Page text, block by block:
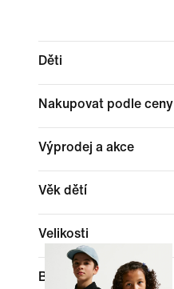
Děti
Nakupovat podle ceny
Výprodej a akce
Věk dětí
Velikosti
Barva